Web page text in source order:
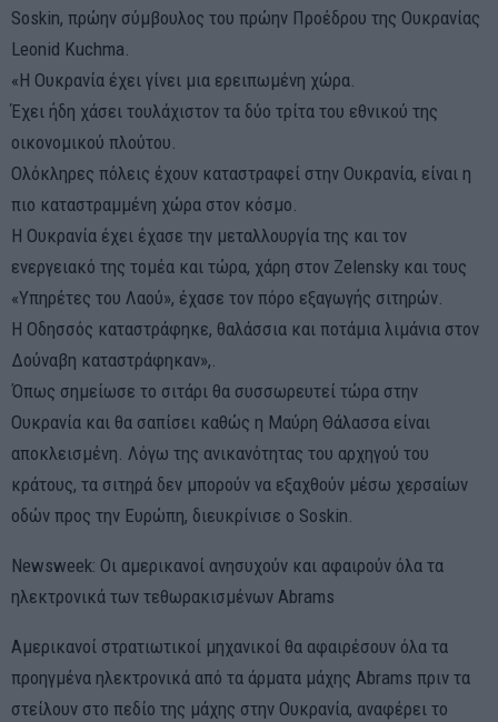
Soskin, πρώην σύμβουλος του πρώην Προέδρου της Ουκρανίας
Leonid Kuchma.
«Η Ουκρανία έχει γίνει μια ερειπωμένη χώρα.
Έχει ήδη χάσει τουλάχιστον τα δύο τρίτα του εθνικού της
οικονομικού πλούτου.
Ολόκληρες πόλεις έχουν καταστραφεί στην Ουκρανία, είναι η
πιο καταστραμμένη χώρα στον κόσμο.
Η Ουκρανία έχει έχασε την μεταλλουργία της και τον
ενεργειακό της τομέα και τώρα, χάρη στον Zelensky και τους
«Υπηρέτες του Λαού», έχασε τον πόρο εξαγωγής σιτηρών.
Η Οδησσός καταστράφηκε, θαλάσσια και ποτάμια λιμάνια στον
Δούναβη καταστράφηκαν»,.
Όπως σημείωσε το σιτάρι θα συσσωρευτεί τώρα στην
Ουκρανία και θα σαπίσει καθώς η Μαύρη Θάλασσα είναι
αποκλεισμένη. Λόγω της ανικανότητας του αρχηγού του
κράτους, τα σιτηρά δεν μπορούν να εξαχθούν μέσω χερσαίων
οδών προς την Ευρώπη, διευκρίνισε ο Soskin.
Newsweek: Οι αμερικανοί ανησυχούν και αφαιρούν όλα τα
ηλεκτρονικά των τεθωρακισμένων Abrams
Αμερικανοί στρατιωτικοί μηχανικοί θα αφαιρέσουν όλα τα
προηγμένα ηλεκτρονικά από τα άρματα μάχης Abrams πριν τα
στείλουν στο πεδίο της μάχης στην Ουκρανία, αναφέρει το